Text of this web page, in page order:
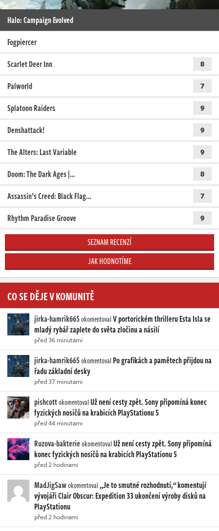
Halo: Campaign Evolved
Fogpiercer
Scarlet Deer Inn
8
Palworld 7
Splatoon Raiders 9
Denshattack! 9
The Alters: Last Variable 9
Doom: The Dark Ages |… 8
Assassin’s Creed: Black Flag… 7
Rhythm Paradise Groove 9
SEZNAM RECENZÍ
JAK HODNOTÍME
CO SE DĚJE V KOMUNITĚ
jirka-hamrik665okomentovalV portorickém thrilleru Esta Isla se
mladý rybář zaplete do světa zločinu a násilí
před 36 minutami
jirka-hamrik665okomentoval Po grafikách a pamětech přijdou na
řadu základní desky
před 37 minutami
pishcottokomentovalUž není cesty zpět. Sony připomíná konec
fyzických nosičů na krabicích PlayStationu 5
před 44 minutami
Ruzova-bakterieokomentovalUž není cesty zpět. Sony připomíná
konec fyzických nosičů na krabicích PlayStationu 5
před 2 hodinami
MadJigSawokomentoval„Je to smutné rozhodnutí,“ komentují
vývojáři Clair Obscur: Expedition 33 ukončení výroby disků na
PlayStationu
před 2 hodinami